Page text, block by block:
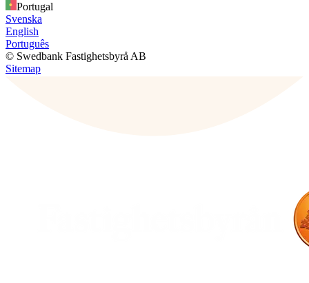
Portugal
Svenska
English
Português
© Swedbank Fastighetsbyrå AB
Sitemap